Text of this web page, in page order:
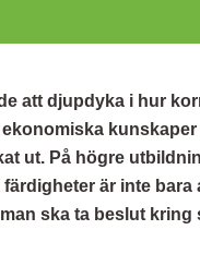
att djupdyka i hur
ut. På högre
är inte
ska ta beslut